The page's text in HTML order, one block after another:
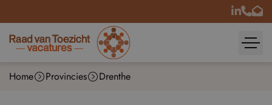
Home Provincies Drenthe